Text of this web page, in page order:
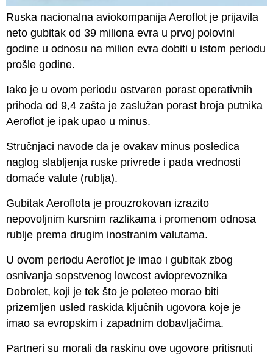
Ruska nacionalna aviokompanija Aeroflot je prijavila
neto gubitak od 39 miliona evra u prvoj polovini
godine u odnosu na milion evra dobiti u istom periodu
prošle godine.
Iako je u ovom periodu ostvaren porast operativnih
prihoda od 9,4 zašta je zaslužan porast broja putnika
Aeroflot je ipak upao u minus.
Stručnjaci navode da je ovakav minus posledica
naglog slabljenja ruske privrede i pada vrednosti
domaće valute (rublja).
Gubitak Aeroflota je prouzrokovan izrazito
nepovoljnim kursnim razlikama i promenom odnosa
rublje prema drugim inostranim valutama.
U ovom periodu Aeroflot je imao i gubitak zbog
osnivanja sopstvenog lowcost avioprevoznika
Dobrolet, koji je tek što je poleteo morao biti
prizemljen usled raskida ključnih ugovora koje je
imao sa evropskim i zapadnim dobavljačima.
Partneri su morali da raskinu ove ugovore pritisnuti